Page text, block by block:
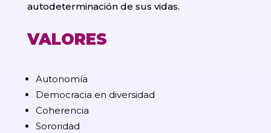
autodeterminación de sus vidas.
VALORES
Autonomía
Democracia en diversidad
Coherencia
Sororidad